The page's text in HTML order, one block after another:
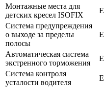
Монтажные места для
детских кресел ISOFIX
Система предупреждения
о выходе за пределы
полосы
Автоматическая система
экстренного торможения
Система контроля
усталости водителя